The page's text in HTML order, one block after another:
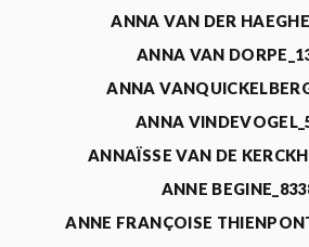
ANNA VAN DER
ANNA VAN
ANNA
ANNA
ANNAÏSSE VAN DE
ANNE
ANNE FRANÇOISE